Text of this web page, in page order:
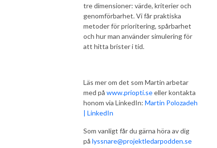
tre dimensioner: värde, kriterier och
genomförbarhet. Vi får praktiska
metoder för prioritering, spårbarhet
och hur man använder simulering för
att hitta brister i tid.
Läs mer om det som Martin arbetar
med på www.priopti.seeller kontakta
honom via LinkedIn: Martin Polozadeh
| LinkedIn
Som vanligt får du gärna höra av dig
på lyssnare@projektledarpodden.se